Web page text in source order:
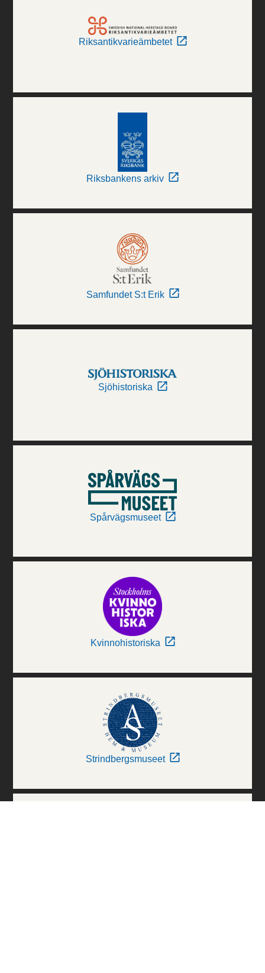
Riksantikvarieämbetet
Riksbankens arkiv
Samfundet S:t Erik
Sjöhistoriska
Spårvägsmuseet
Kvinnohistoriska
Strindbergsmuseet